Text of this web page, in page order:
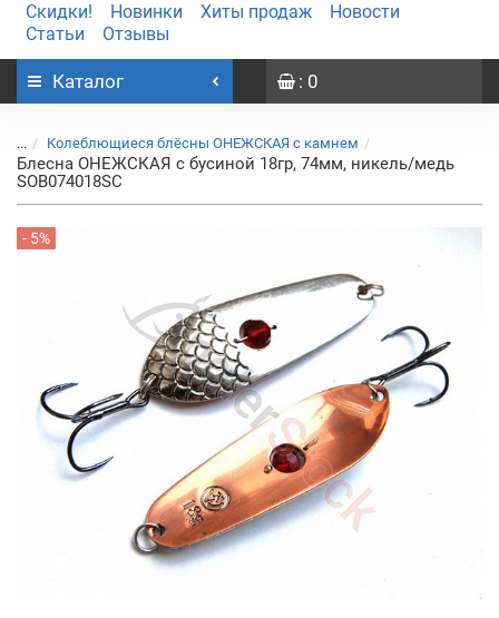
Скидки! Новинки Хиты продаж
Новости
Статьи
Отзывы
Каталог : 0
... Колеблющиеся блёсны ОНЕЖСКАЯ с камнем
Блесна ОНЕЖСКАЯ с бусиной 18гр, 74мм, никель/медь
SOB074018SC
- 5%